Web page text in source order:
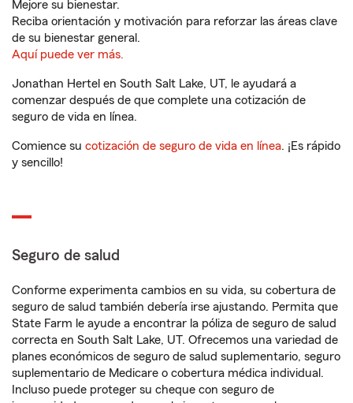
Mejore su bienestar.
Reciba orientación y motivación para reforzar las áreas clave
de su bienestar general.
Aquí puede ver más.
Jonathan Hertel en South Salt Lake, UT, le ayudará a
comenzar después de que complete una cotización de
seguro de vida en línea.
Comience su cotización de seguro de vida en línea. ¡Es rápido
y sencillo!
Seguro de salud
Conforme experimenta cambios en su vida, su cobertura de
seguro de salud también debería irse ajustando. Permita que
State Farm le ayude a encontrar la póliza de seguro de salud
correcta en South Salt Lake, UT. Ofrecemos una variedad de
planes económicos de seguro de salud suplementario, seguro
suplementario de Medicare o cobertura médica individual.
Incluso puede proteger su cheque con seguro de